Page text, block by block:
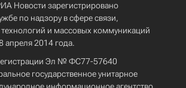
Новости зарегистрировано
по надзору в сфере связи,
и массовых коммуникаций
апреля 2014 года.
Эл № ФС77-57640
государственное унитарное